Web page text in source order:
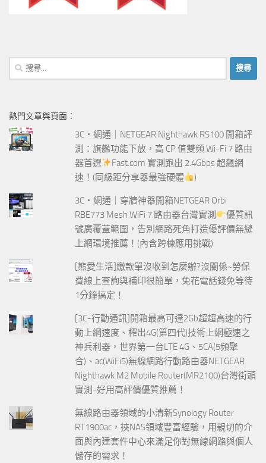
搜
尋
字:
熱門文章與頁面︰
3C‧網通｜NETGEAR Nighthawk RS100 開箱評
測：旗艦功能下放，高 CP 值雙頻 Wi-Fi 7 路由
器首選
Fast.com 實測跑出 2.4Gbps 超飆網
速！(同級距分享器最強硬體
)
3C‧網通｜穿牆神器開箱NETGEAR Orbi
RBE773 Mesh WiFi 7 路由器台灣實測
優質訊
號廣覆蓋範圍，告別網路死角打造優評價無縫
上網環境推薦！(內含跨棟應用挑戰)
[熊愛生活]繳款單沒收到怎麼辦?沒關係~勞保
費線上查詢與補印很簡單，免花電話錢免等待
1分鐘搞定！
[3C-行動通訊]開箱最高可達2Gb超超高速的行
動上網速度、榨出4G(第四代)技術上網極速之
神兵利器，世界第一台LTE 4G、5CA(5頻聚
合)、ac(WiFi5)無線網路行動路由器NETGEAR
Nighthawk M2 Mobile Router(MR2100)台灣街頭
實測-好用高評價優質推薦！
無線路由器領域的小清新Synology Router
RT1900ac，挾NAS領域豐富經驗，用親切的介
面與內建套件中心來滿足你對無線網路與個人
儲存的需求！